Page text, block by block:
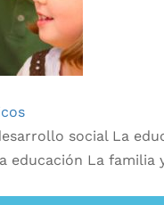
social La
educación La familia